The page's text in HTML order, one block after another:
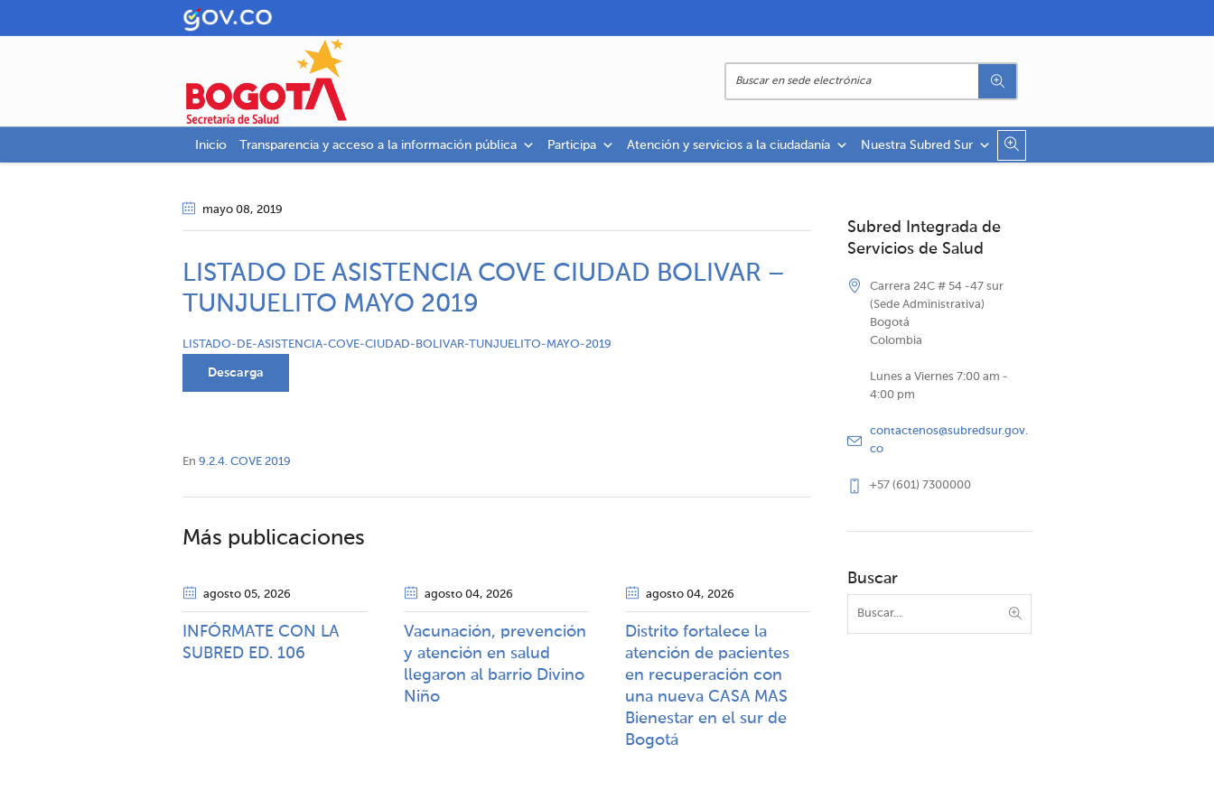
Inicio Transparencia y acceso a la información pública Participa Atención y servicios a la ciudadanía Nuestra Subred Sur
mayo 08, 2019
LISTADO DE ASISTENCIA COVE CIUDAD BOLIVAR –
TUNJUELITO MAYO 2019
LISTADO-DE-ASISTENCIA-COVE-CIUDAD-BOLIVAR-TUNJUELITO-MAYO-2019
Descarga
En 9.2.4. COVE 2019
Más publicaciones
agosto 05, 2026
INFÓRMATE CON LA
SUBRED ED. 106
agosto 04, 2026
Vacunación, prevención
y atención en salud
llegaron al barrio Divino
Niño
agosto 04, 2026
Distrito fortalece la
atención de pacientes
en recuperación con
una nueva CASA MAS
Bienestar en el sur de
Bogotá
Subred Integrada de
Servicios de Salud
Carrera 24C # 54 -47 sur
(Sede Administrativa)
Bogotá
Colombia
Lunes a Viernes 7:00 am -
4:00 pm
contactenos@subredsur.gov.
co
+57 (601) 7300000
Buscar